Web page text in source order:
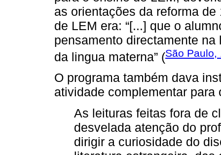
as orientações da reforma
de LEM era: “[...] que o
pensamento directamente
da lingua materna” (São Paulo,
O programa também dava
atividade complementar para
As leituras feitas fora de
desvelada atenção do
dirigir a curiosidade do